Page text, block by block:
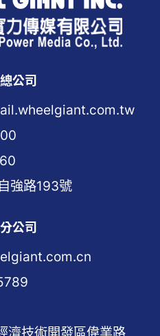
公司
強路193號
公司
濟技術開發區偉業路